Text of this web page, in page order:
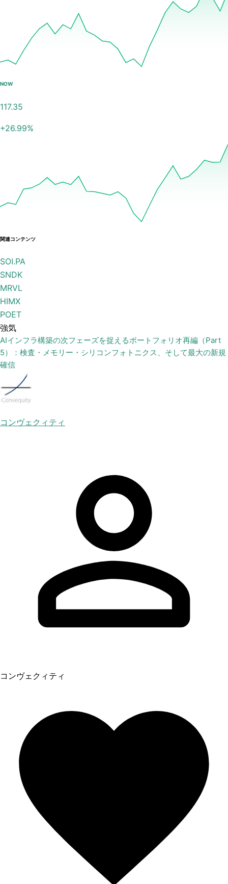
NOW
117.35
+26.99%
関連コンテンツ
SOI.PA
SNDK
MRVL
HIMX
POET
強気
AIインフラ構築の次フェーズを捉えるポートフォリオ再編（Part
5）：検査・メモリー・シリコンフォトニクス、そして最大の新規
確信
コンヴェクィティ
コンヴェクィティ